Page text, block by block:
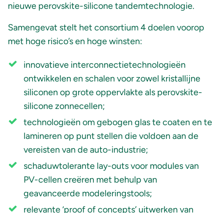
nieuwe perovskite-silicone tandemtechnologie.
Samengevat stelt het consortium 4 doelen voorop
met hoge risico’s en hoge winsten:
innovatieve interconnectietechnologieën
ontwikkelen en schalen voor zowel kristallijne
siliconen op grote oppervlakte als perovskite-
silicone zonnecellen;
technologieën om gebogen glas te coaten en te
lamineren op punt stellen die voldoen aan de
vereisten van de auto-industrie;
schaduwtolerante lay-outs voor modules van
PV-cellen creëren met behulp van
geavanceerde modeleringstools;
relevante ‘proof of concepts’ uitwerken van